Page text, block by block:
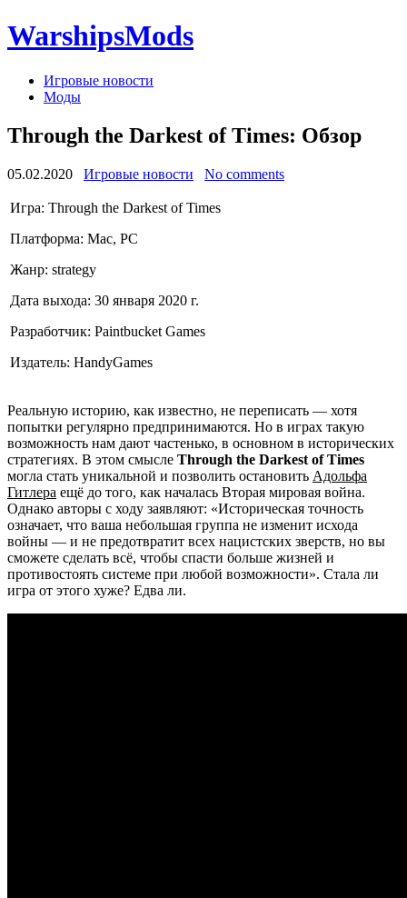
WarshipsMods
Игровые новости
Моды
Through the Darkest of Times: Обзор
05.02.2020 Игровые новости No comments
Игра: Through the Darkest of Times
Платформа: Mac, PC
Жанр: strategy
Дата выхода: 30 января 2020 г.
Разработчик: Paintbucket Games
Издатель: HandyGames
Реальную историю, как известно, не переписать — хотя
попытки регулярно предпринимаются. Но в играх такую
возможность нам дают частенько, в основном в исторических
стратегиях. В этом смысле Through the Darkest of Times
могла стать уникальной и позволить остановить Адольфа
Гитлера ещё до того, как началась Вторая мировая война.
Однако авторы с ходу заявляют: «Историческая точность
означает, что ваша небольшая группа не изменит исхода
войны — и не предотвратит всех нацистских зверств, но вы
сможете сделать всё, чтобы спасти больше жизней и
противостоять системе при любой возможности». Стала ли
игра от этого хуже? Едва ли.